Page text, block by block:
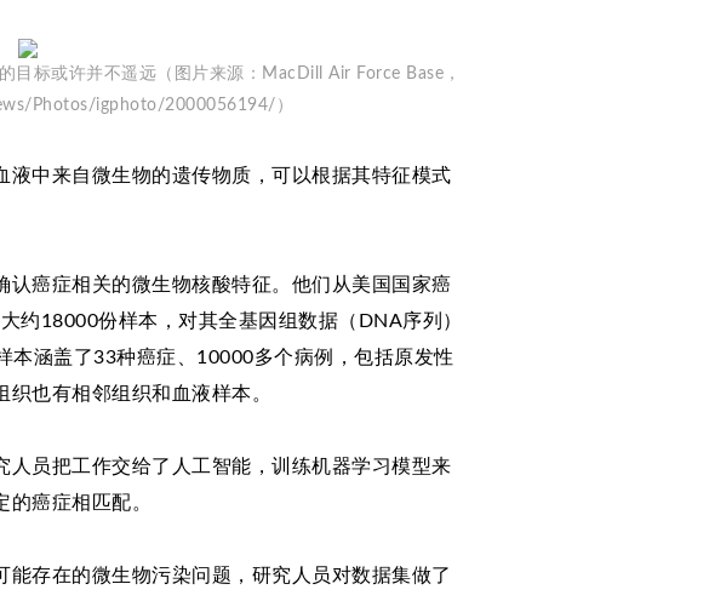
标或许并不遥远（图片来源：MacDill Air Force Base，
Photos/igphoto/2000056194/）
中来自微生物的遗传物质，可以根据其特征模式
癌症相关的微生物核酸特征。他们从美国国家癌
约18000份样本，对其全基因组数据（DNA序列）
本涵盖了33种癌症、10000多个病例，包括原发性
也有相邻组织和血液样本。
员把工作交给了人工智能，训练机器学习模型来
癌症相匹配。
存在的微生物污染问题，研究人员对数据集做了